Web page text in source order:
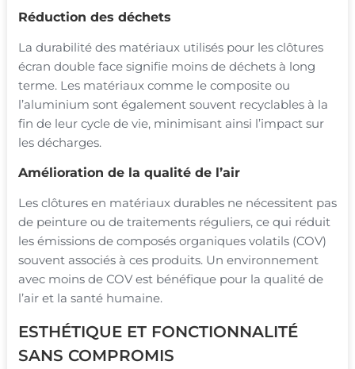
Réduction des déchets
La durabilité des matériaux utilisés pour les clôtures
écran double face signifie moins de déchets à long
terme. Les matériaux comme le composite ou
l’aluminium sont également souvent recyclables à la
fin de leur cycle de vie, minimisant ainsi l’impact sur
les décharges.
Amélioration de la qualité de l’air
Les clôtures en matériaux durables ne nécessitent pas
de peinture ou de traitements réguliers, ce qui réduit
les émissions de composés organiques volatils (COV)
souvent associés à ces produits. Un environnement
avec moins de COV est bénéfique pour la qualité de
l’air et la santé humaine.
ESTHÉTIQUE ET FONCTIONNALITÉ
SANS COMPROMIS